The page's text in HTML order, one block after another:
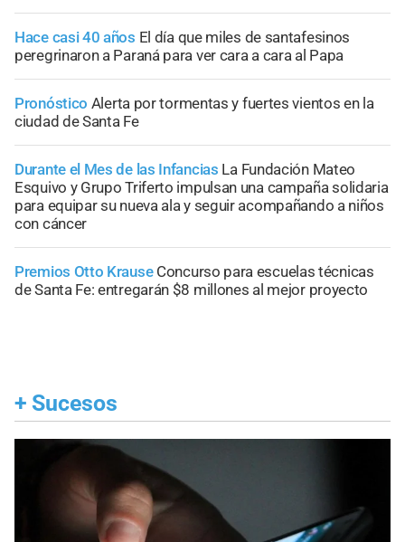
Hace casi 40 años El día que miles de santafesinos
peregrinaron a Paraná para ver cara a cara al Papa
Pronóstico Alerta por tormentas y fuertes vientos en la
ciudad de Santa Fe
Durante el Mes de las Infancias La Fundación Mateo
Esquivo y Grupo Triferto impulsan una campaña solidaria
para equipar su nueva ala y seguir acompañando a niños
con cáncer
Premios Otto Krause Concurso para escuelas técnicas
de Santa Fe: entregarán $8 millones al mejor proyecto
+ Sucesos